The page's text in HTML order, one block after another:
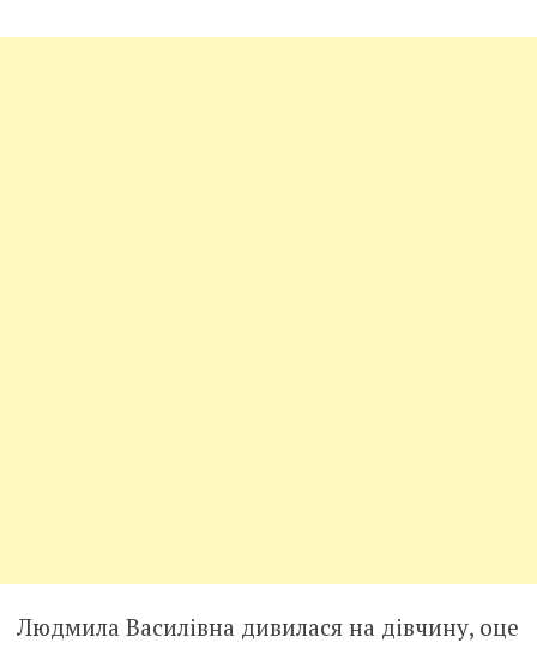
Людмила Василівна дивилася на дівчину, оце